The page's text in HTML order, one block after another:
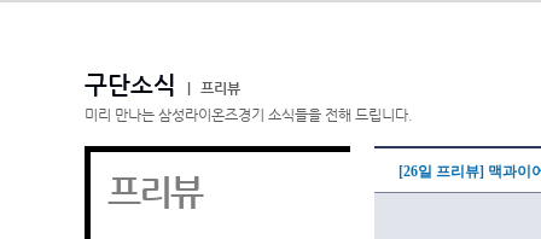
구단소식
프리뷰
미리 만나는 삼성라이온즈경기 소식들을 전해 드립니다.
프리뷰 [26일 프리뷰] 맥과이